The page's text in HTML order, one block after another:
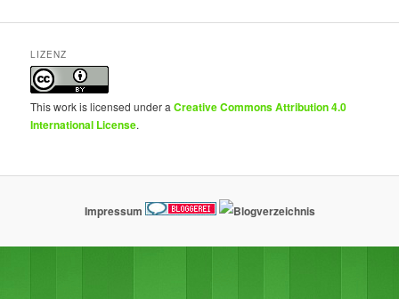
LIZENZ
This work is licensed under aCreative Commons Attribution 4.0
International License.
Impressum